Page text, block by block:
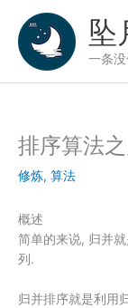
坠
一条
排序算法
修炼, 算法
概述
简单的来说, 归并
列.
归并排序就是利用